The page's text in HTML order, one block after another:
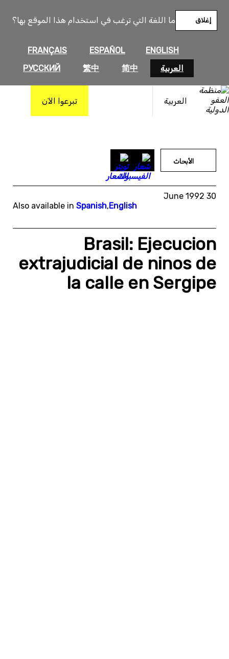
ما اللغة التي ترغب في استخدام هذا الموقع بها؟
ENGLISH
ESPAÑOL
FRANÇAIS
العربية
简中
繁中
РУССКИЙ
إغلاق
العربية تبرعوا الآن
المحتوى
الأبحاث
30 June 1992
Also available in Spanish,English
Brasil: Ejecucion
extrajudicial de ninos de
la calle en Sergipe